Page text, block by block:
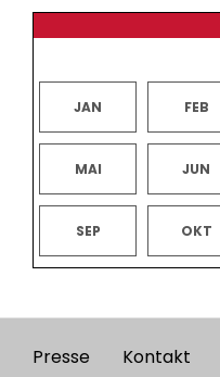
JAN FEB
MAI JUN
SEP OKT
Presse Kontakt